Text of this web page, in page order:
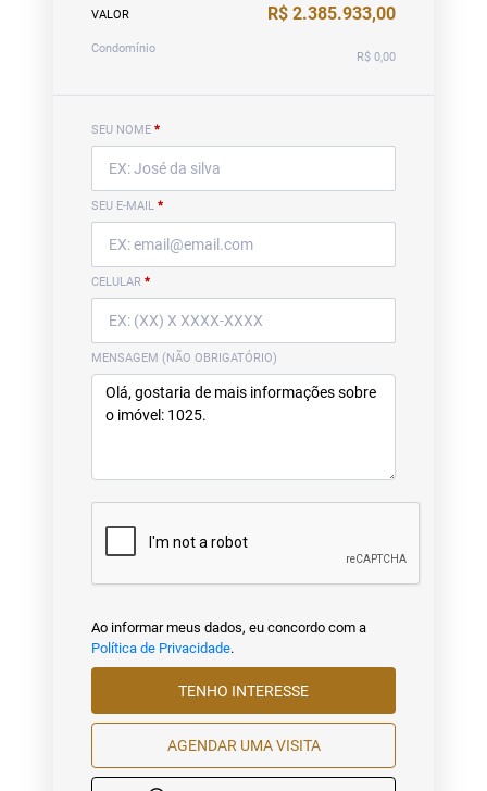
VALOR R$ 2.385.933,00
Condomínio
R$ 0,00
SEU NOME *
SEU E-MAIL *
CELULAR *
MENSAGEM (NÃO OBRIGATÓRIO)
Ao informar meus dados, eu concordo com a
Política de Privacidade.
TENHO INTERESSE
AGENDAR UMA VISITA